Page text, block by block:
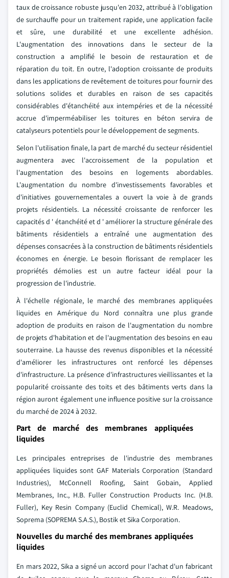
taux de croissance robuste jusqu'en 2032, attribué à l'obligation
de surchauffe pour un traitement rapide, une application facile
et sûre, une durabilité et une excellente adhésion.
L'augmentation des innovations dans le secteur de la
construction a amplifié le besoin de restauration et de
réparation du toit. En outre, l'adoption croissante de produits
dans les applications de revêtement de toitures pour fournir des
solutions solides et durables en raison de ses capacités
considérables d'étanchéité aux intempéries et de la nécessité
accrue d'imperméabiliser les toitures en béton servira de
catalyseurs potentiels pour le développement de segments.
Selon l'utilisation finale, la part de marché du secteur résidentiel
augmentera avec l'accroissement de la population et
l'augmentation des besoins en logements abordables.
L'augmentation du nombre d'investissements favorables et
d'initiatives gouvernementales a ouvert la voie à de grands
projets résidentiels. La nécessité croissante de renforcer les
capacités d ' étanchéité et d ' améliorer la structure générale des
bâtiments résidentiels a entraîné une augmentation des
dépenses consacrées à la construction de bâtiments résidentiels
économes en énergie. Le besoin florissant de remplacer les
propriétés démolies est un autre facteur idéal pour la
progression de l'industrie.
À l'échelle régionale, le marché des membranes appliquées
liquides en Amérique du Nord connaîtra une plus grande
adoption de produits en raison de l'augmentation du nombre
de projets d'habitation et de l'augmentation des besoins en eau
souterraine. La hausse des revenus disponibles et la nécessité
d'améliorer les infrastructures ont renforcé les dépenses
d'infrastructure. La présence d'infrastructures vieillissantes et la
popularité croissante des toits et des bâtiments verts dans la
région auront également une influence positive sur la croissance
du marché de 2024 à 2032.
Part de marché des membranes appliquées
liquides
Les principales entreprises de l'industrie des membranes
appliquées liquides sont GAF Materials Corporation (Standard
Industries), McConnell Roofing, Saint Gobain, Applied
Membranes, Inc., H.B. Fuller Construction Products Inc. (H.B.
Fuller), Key Resin Company (Euclid Chemical), W.R. Meadows,
Soprema (SOPREMA S.A.S.), Bostik et Sika Corporation.
Nouvelles du marché des membranes appliquées
liquides
En mars 2022, Sika a signé un accord pour l'achat d'un fabricant